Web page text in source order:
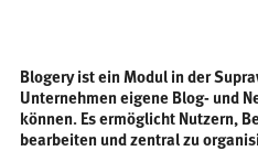
Blogery ist ein Modul in der
Unternehmen eigene Blog- und
können. Es ermöglicht Nutzern,
bearbeiten und zentral zu